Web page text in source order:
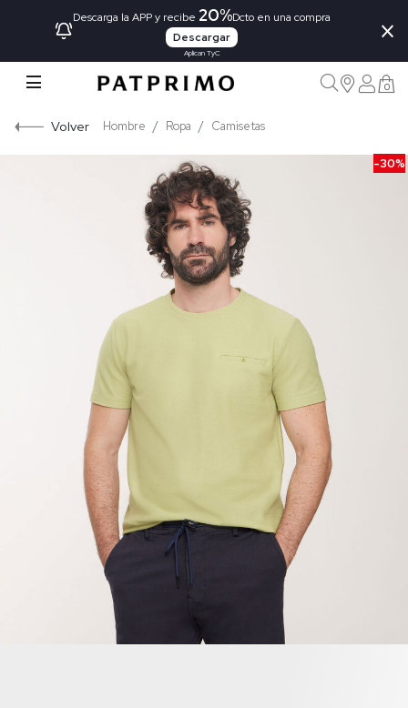
Descarga la APP y recibe 20%Dcto en una compra
Descargar
Aplican TyC
×
0
Volver Hombre Ropa Camisetas
-30%